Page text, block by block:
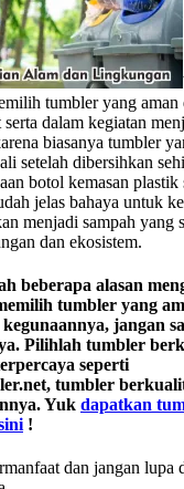
tumbler yang aman
dalam kegiatan
biasanya tumbler
setelah dibersihkan
botol kemasan
jelas bahaya untuk
menjadi sampah yang
dan ekosistem.
beberapa alasan
tumbler yang
jangan
Pilihlah tumbler
seperti
tumbler
Yuk dapatkan
!
dan jangan lupa